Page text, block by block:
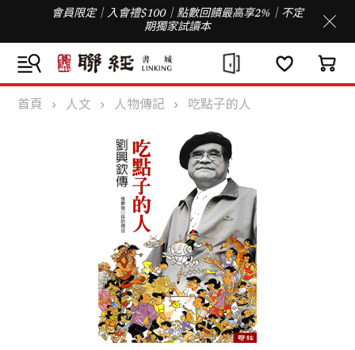
會員限定｜入會禮$100｜點數回饋最高享2%｜不定
期獨家試讀本
首頁 人文 人物傳記 吃點子的人